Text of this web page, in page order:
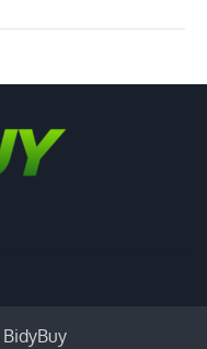
BidyBuy